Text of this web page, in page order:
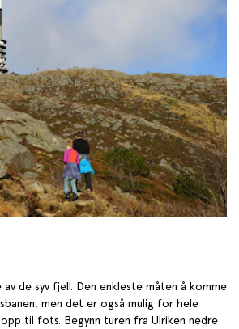
de syv fjell. Den enkleste måten å komme
men det er også mulig for hele
til fots. Begynn turen fra Ulriken nedre